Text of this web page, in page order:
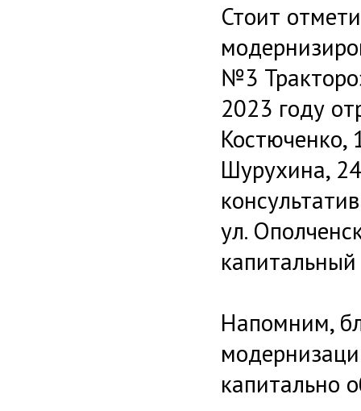
Стоит
№3
2023 году
Костюченко,
Шурухина,
ул.
Напомним,
капитально